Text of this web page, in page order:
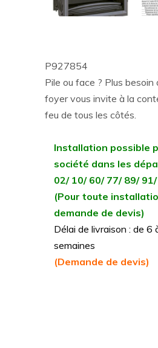
P927854
Pile ou face ? Plus besoin
foyer vous invite à la
feu de tous les côtés.
Installation possible
société dans les
02/ 10/ 60/ 77/ 89/
(Pour toute
demande de devis)
Délai de livraison : de 6
semaines
(Demande de devis)